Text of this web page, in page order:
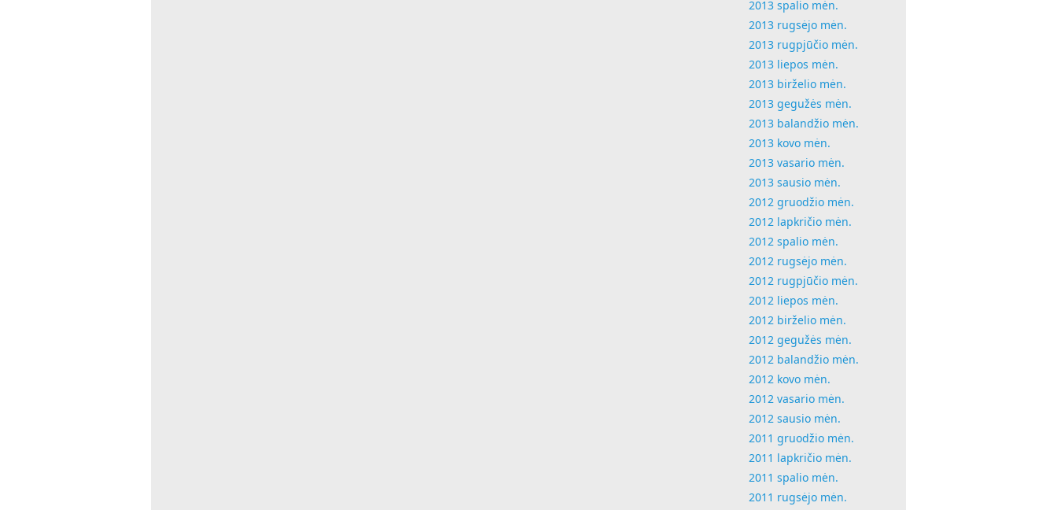
2013 spalio mėn.
2013 rugsėjo mėn.
2013 rugpjūčio mėn.
2013 liepos mėn.
2013 birželio mėn.
2013 gegužės mėn.
2013 balandžio mėn.
2013 kovo mėn.
2013 vasario mėn.
2013 sausio mėn.
2012 gruodžio mėn.
2012 lapkričio mėn.
2012 spalio mėn.
2012 rugsėjo mėn.
2012 rugpjūčio mėn.
2012 liepos mėn.
2012 birželio mėn.
2012 gegužės mėn.
2012 balandžio mėn.
2012 kovo mėn.
2012 vasario mėn.
2012 sausio mėn.
2011 gruodžio mėn.
2011 lapkričio mėn.
2011 spalio mėn.
2011 rugsėjo mėn.